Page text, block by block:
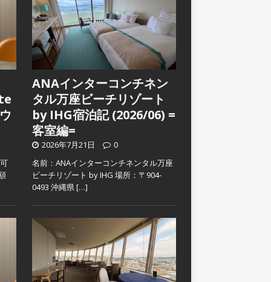
ANAインターコンチネン
タル万座ビーチリゾート
by IHG宿泊記 (2026/06) =
客室編=
2026年7月21日
0
名前：ANAインターコンチネンタル万座
ビーチリゾート by IHG 場所：〒904-
0493 沖縄県[…]